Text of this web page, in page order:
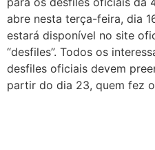
abre nesta terça-feira, dia
estará disponível no site
“desfiles”. Todos os
desfiles oficiais devem
partir do dia 23, quem fez